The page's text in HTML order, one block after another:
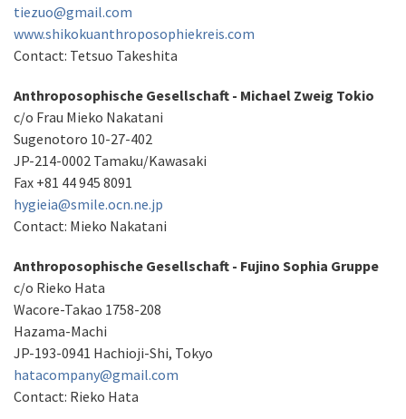
tiezuo@gmail.com
www.shikokuanthroposophiekreis.com
Contact: Tetsuo Takeshita
Anthroposophische Gesellschaft - Michael Zweig Tokio
c/o Frau Mieko Nakatani
Sugenotoro 10-27-402
JP-214-0002 Tamaku/Kawasaki
Fax +81 44 945 8091
hygieia@smile.ocn.ne.jp
Contact: Mieko Nakatani
Anthroposophische Gesellschaft - Fujino Sophia Gruppe
c/o Rieko Hata
Wacore-Takao 1758-208
Hazama-Machi
JP-193-0941 Hachioji-Shi, Tokyo
hatacompany@gmail.com
Contact: Rieko Hata